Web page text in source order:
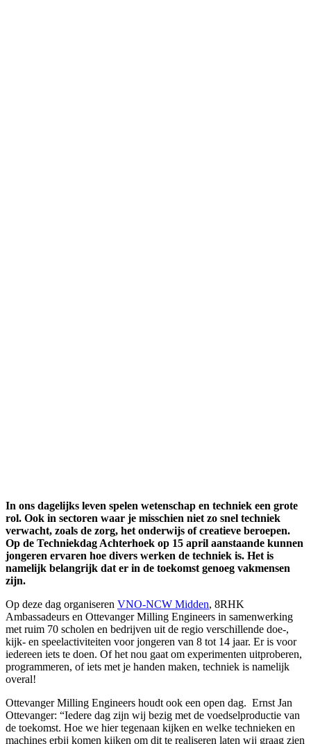
In ons dagelijks leven spelen wetenschap en techniek een grote
rol. Ook in sectoren waar je misschien niet zo snel techniek
verwacht, zoals de zorg, het onderwijs of creatieve beroepen.
Op de Techniekdag Achterhoek op 15 april aanstaande kunnen
jongeren ervaren hoe divers werken de techniek is. Het is
namelijk belangrijk dat er in de toekomst genoeg vakmensen
zijn.
Op deze dag organiseren VNO-NCW Midden, 8RHK
Ambassadeurs en Ottevanger Milling Engineers in samenwerking
met ruim 70 scholen en bedrijven uit de regio verschillende doe-,
kijk- en speelactiviteiten voor jongeren van 8 tot 14 jaar. Er is voor
iedereen iets te doen. Of het nou gaat om experimenten uitproberen,
programmeren, of iets met je handen maken, techniek is namelijk
overal!
Ottevanger Milling Engineers houdt ook een open dag. Ernst Jan
Ottevanger: “Iedere dag zijn wij bezig met de voedselproductie van
de toekomst. Hoe we hier tegenaan kijken en welke technieken en
machines erbij komen kijken om dit te realiseren laten wij graag zien